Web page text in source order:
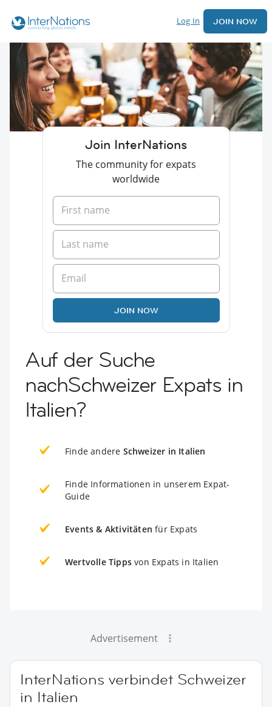
Log In JOIN NOW
Join InterNations
The community for expats
worldwide
JOIN NOW
Auf der Suche
nachSchweizer Expats in
Italien?
Finde andere Schweizer in Italien
Finde Informationen in unserem Expat-
Guide
Events & Aktivitäten für Expats
Wertvolle Tipps von Expats in Italien
Advertisement
InterNations verbindet Schweizer
in Italien